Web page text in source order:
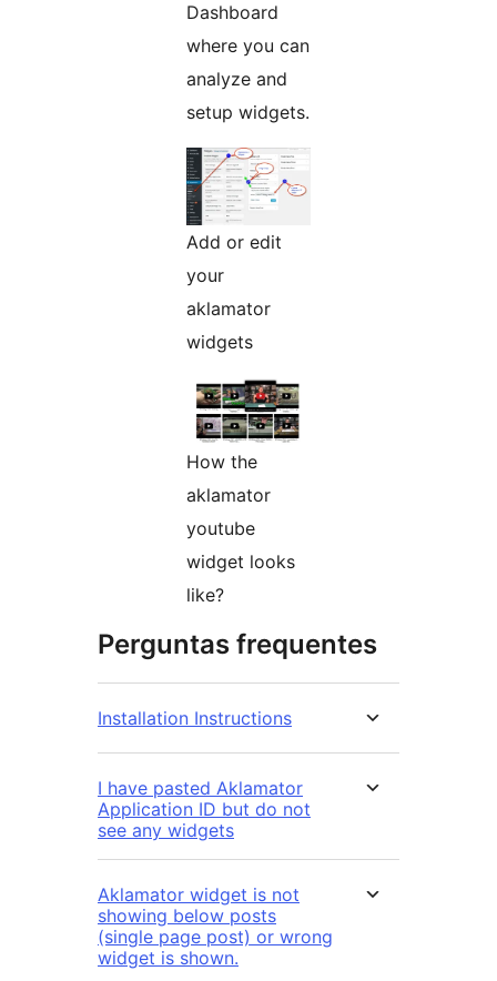
Dashboard
where you can
analyze and
setup widgets.
Add or edit
your
aklamator
widgets
How the
aklamator
youtube
widget looks
like?
Perguntas frequentes
Installation Instructions
I have pasted Aklamator
Application ID but do not
see any widgets
Aklamator widget is not
showing below posts
(single page post) or wrong
widget is shown.